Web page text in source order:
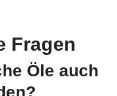
Fragen
Öle auch